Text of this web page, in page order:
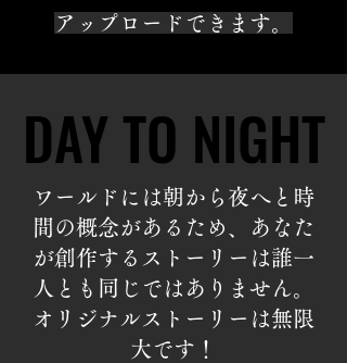
アップロードできます。
DAY TO NIGHT
DAY TO NIGHT
ワールドには朝から夜へと時
間の概念があるため、あなた
が創作するストーリーは誰一
人とも同じではありません。
オリジナルストーリーは無限
大です！